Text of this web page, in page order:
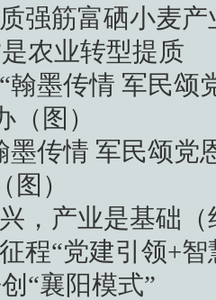
强筋富硒小麦
农业转型提质
翰墨传情 军民颂
（图）
墨传情 军民颂党
图）
，产业是基础（
程“党建引领+
“襄阳模式”